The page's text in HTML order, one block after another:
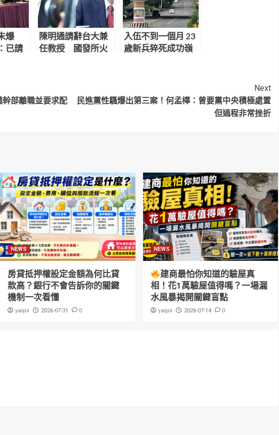
爆
已請
陳明通請辭台大兼
任教授 國發所火
入伍不到一個月 23
歲新兵猝死成功嶺
部離職並要求配
Next
民進黨性騷爆出第三案！何孟樺：曾要黨中央積極處置
但過程非常挫折
NEWS
房貸抵押權設定金額為何比貸
款高？銀行不會告訴你的關鍵
機制一次看懂
yaojin 2026-07-31 0
NEWS
建商最怕你知道的驗屋真
相！花1萬驗屋值得嗎？一場漏
水風暴揭開關鍵盲點
yaojin 2026-07-14 0